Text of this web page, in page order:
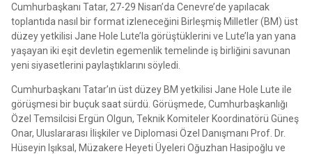
Cumhurbaşkanı Tatar, 27-29 Nisan’da Cenevre’de yapılacak
toplantıda nasıl bir format izleneceğini Birleşmiş Milletler (BM) üst
düzey yetkilisi Jane Hole Lute’la görüştüklerini ve Lute’la yan yana
yaşayan iki eşit devletin egemenlik temelinde iş birliğini savunan
yeni siyasetlerini paylaştıklarını söyledi.
Cumhurbaşkanı Tatar’ın üst düzey BM yetkilisi Jane Hole Lute ile
görüşmesi bir buçuk saat sürdü. Görüşmede, Cumhurbaşkanlığı
Özel Temsilcisi Ergün Olgun, Teknik Komiteler Koordinatörü Güneş
Onar, Uluslararası İlişkiler ve Diplomasi Özel Danışmanı Prof. Dr.
Hüseyin Işıksal, Müzakere Heyeti Üyeleri Oğuzhan Hasipoğlu ve